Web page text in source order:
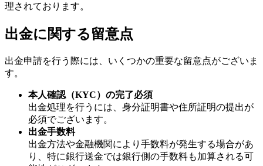
理されております。
出金に関する留意点
出金申請を行う際には、いくつかの重要な留意点がございま
す。
本人確認（KYC）の完了必須
出金処理を行うには、身分証明書や住所証明の提出が
必須でございます。
出金手数料
出金方法や金融機関により手数料が発生する場合があ
り、特に銀行送金では銀行側の手数料も加算される可